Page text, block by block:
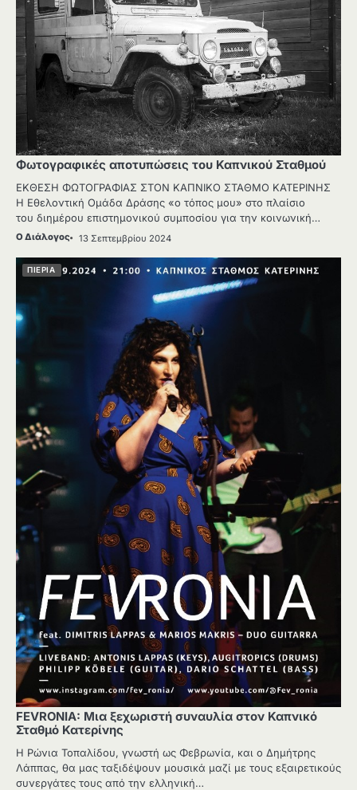
Φωτογραφικές αποτυπώσεις του Καπνικού Σταθμού
ΕΚΘΕΣΗ ΦΩΤΟΓΡΑΦΙΑΣ ΣΤΟΝ ΚΑΠΝΙΚΟ ΣΤΑΘΜΟ ΚΑΤΕΡΙΝΗΣ
Η Εθελοντική Ομάδα Δράσης «ο τόπος μου» στο πλαίσιο
του διημέρου επιστημονικού συμποσίου για την κοινωνική…
Ο Διάλογος 13 Σεπτεμβρίου 2024
ΠΙΕΡΙΑ
FEVRONIA: Μια ξεχωριστή συναυλία στον Καπνικό
Σταθμό Κατερίνης
Η Ρώνια Τοπαλίδου, γνωστή ως Φεβρωνία, και ο Δημήτρης
Λάππας, θα μας ταξιδέψουν μουσικά μαζί με τους εξαιρετικούς
συνεργάτες τους από την ελληνική…